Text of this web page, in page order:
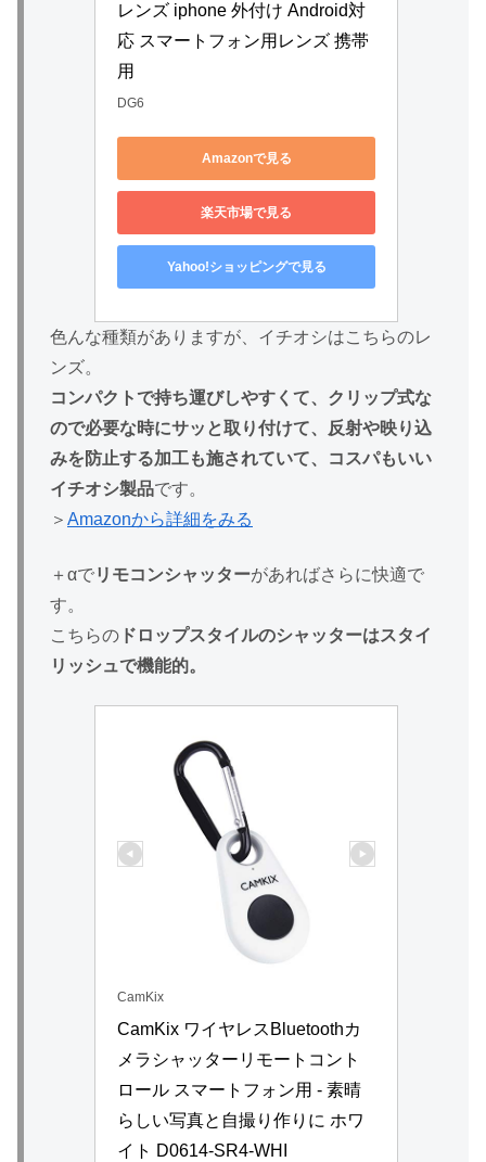
レンズ iphone 外付け Android対
応 スマートフォン用レンズ 携帯
用
DG6
Amazonで見る
楽天市場で見る
Yahoo!ショッピングで見る
色んな種類がありますが、イチオシはこちらのレ
ンズ。
コンパクトで持ち運びしやすくて、クリップ式な
ので必要な時にサッと取り付けて、反射や映り込
みを防止する加工も施されていて、コスパもいい
イチオシ製品です。
＞ Amazonから詳細をみる
＋αでリモコンシャッターがあればさらに快適で
す。
こちらの ドロップスタイルのシャッターはスタイ
リッシュで機能的。
CamKix
CamKix ワイヤレスBluetoothカ
メラシャッターリモートコント
ロール スマートフォン用 - 素晴
らしい写真と自撮り作りに ホワ
イト D0614-SR4-WHI